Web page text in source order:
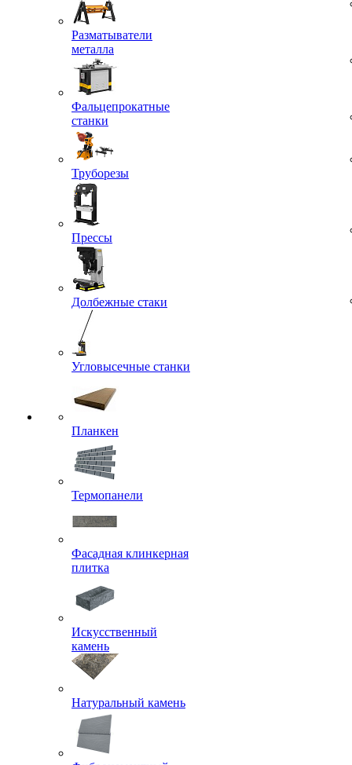
Разматыватели
металла
Фальцепрокатные
станки
Труборезы
Прессы
Долбежные стаки
Угловысечные станки
Планкен
Термопанели
Фасадная клинкерная
плитка
Искусственный
камень
Натуральный камень